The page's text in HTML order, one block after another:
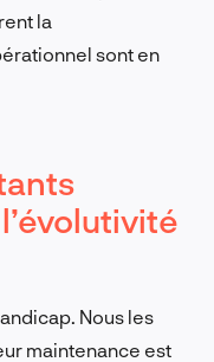
la
sont en
Nous les
maintenance est